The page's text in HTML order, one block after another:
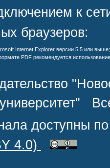
к
браузеров:
Internet Explorer версии 5.5 или
PDF рекомендуется
университет"
доступны
4.0)